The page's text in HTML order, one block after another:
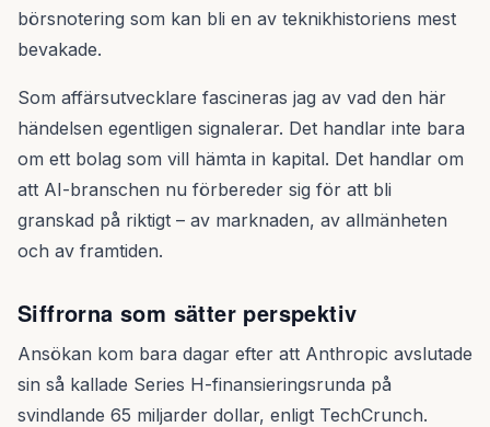
börsnotering som kan bli en av teknikhistoriens mest
bevakade.
Som affärsutvecklare fascineras jag av vad den här
händelsen egentligen signalerar. Det handlar inte bara
om ett bolag som vill hämta in kapital. Det handlar om
att AI-branschen nu förbereder sig för att bli
granskad på riktigt – av marknaden, av allmänheten
och av framtiden.
Siffrorna som sätter perspektiv
Ansökan kom bara dagar efter att Anthropic avslutade
sin så kallade Series H-finansieringsrunda på
svindlande 65 miljarder dollar, enligt TechCrunch.